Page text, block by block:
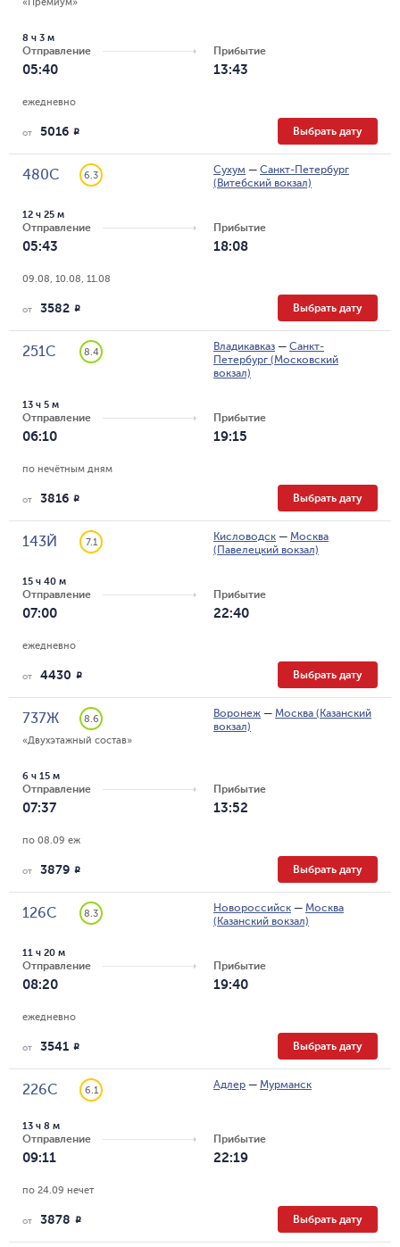
Отправление
05:40
8 ч 3 м
Прибытие
13:43
ежедневно
от 5016 R Выбрать дату
480С 6.3 Сухум — Санкт-Петербург
(Витебский вокзал)
Отправление
05:43
12 ч 25 м
Прибытие
18:08
09.08, 10.08, 11.08
от 3582 R Выбрать дату
251С 8.4 Владикавказ — Санкт-
Петербург (Московский
вокзал)
Отправление
06:10
13 ч 5 м
Прибытие
19:15
по нечётным дням
от 3816 R Выбрать дату
143Й 7.1 Кисловодск — Москва
(Павелецкий вокзал)
Отправление
07:00
15 ч 40 м
Прибытие
22:40
ежедневно
от 4430 R Выбрать дату
737Ж
8.6
«Двухэтажный состав»
Воронеж — Москва (Казанский
вокзал)
Отправление
07:37
6 ч 15 м
Прибытие
13:52
по 08.09 еж
от 3879 R Выбрать дату
126С 8.3 Новороссийск — Москва
(Казанский вокзал)
Отправление
08:20
11 ч 20 м
Прибытие
19:40
ежедневно
от 3541 R Выбрать дату
226С 6.1 Адлер — Мурманск
Отправление
09:11
13 ч 8 м
Прибытие
22:19
по 24.09 нечет
от 3878 R Выбрать дату